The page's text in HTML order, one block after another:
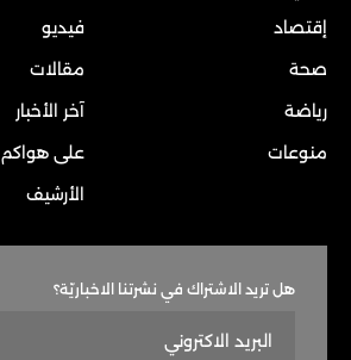
إقتصاد
صحة
رياضة
منوعات
فيديو
مقالات
آخر الأخبار
على هواكم
الأرشيف
هل تريد الاشتراك في نشرتنا الاخباريّة؟